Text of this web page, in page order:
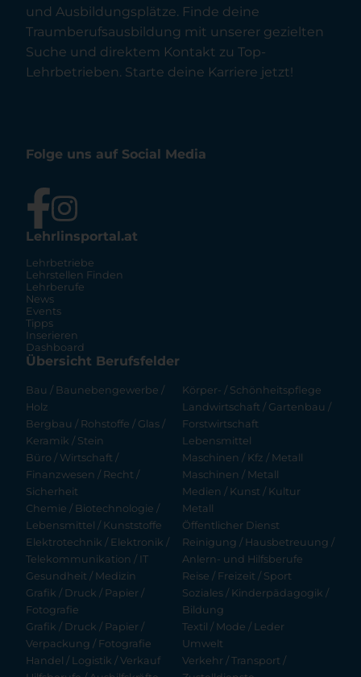
und Ausbildungsplätze. Finde deine
Traumberufsausbildung mit unserer gezielten
Suche und direktem Kontakt zu Top-
Lehrbetrieben. Starte deine Karriere jetzt!
Folge uns auf Social Media
Lehrlinsportal.at
Lehrbetriebe
Lehrstellen Finden
Lehrberufe
News
Events
Tipps
Inserieren
Dashboard
Übersicht Berufsfelder
Bau / Baunebengewerbe /
Holz
Bergbau / Rohstoffe / Glas /
Keramik / Stein
Büro / Wirtschaft /
Finanzwesen / Recht /
Sicherheit
Chemie / Biotechnologie /
Lebensmittel / Kunststoffe
Elektrotechnik / Elektronik /
Telekommunikation / IT
Gesundheit / Medizin
Grafik / Druck / Papier /
Fotografie
Grafik / Druck / Papier /
Verpackung / Fotografie
Handel / Logistik / Verkauf
Körper- / Schönheitspflege
Landwirtschaft / Gartenbau /
Forstwirtschaft
Lebensmittel
Maschinen / Kfz / Metall
Maschinen / Metall
Medien / Kunst / Kultur
Metall
Öffentlicher Dienst
Reinigung / Hausbetreuung /
Anlern- und Hilfsberufe
Reise / Freizeit / Sport
Soziales / Kinderpädagogik /
Bildung
Textil / Mode / Leder
Umwelt
Verkehr / Transport /